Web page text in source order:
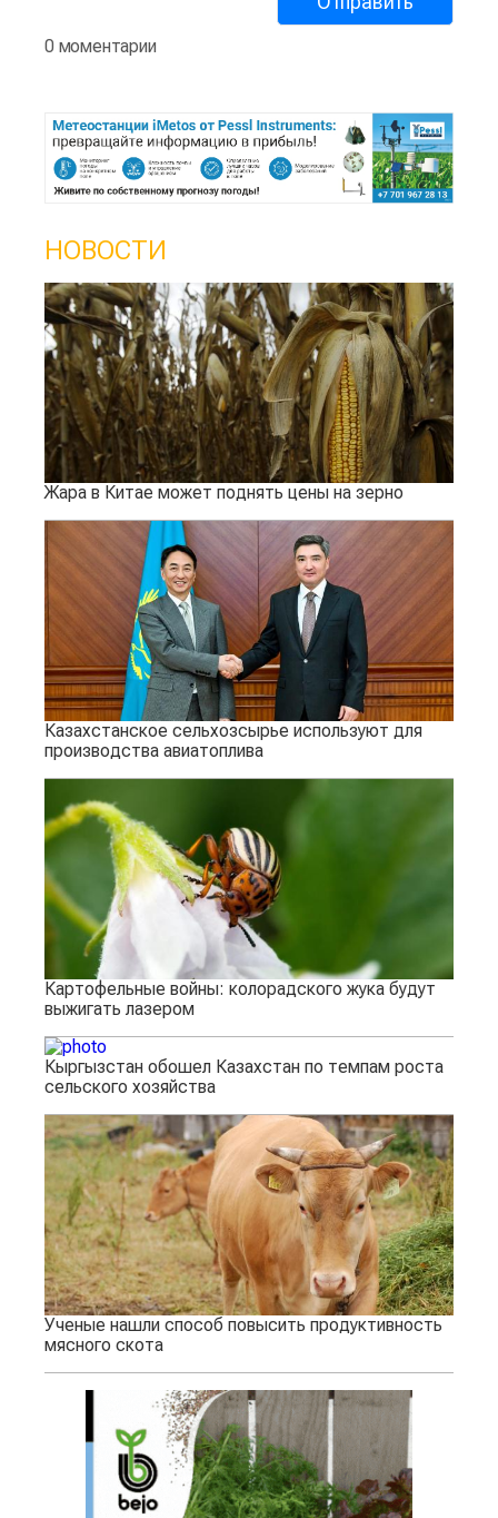
0 моментарии
НОВОСТИ
Жара в Китае может поднять цены на зерно
Казахстанское сельхозсырье используют для
производства авиатоплива
Картофельные войны: колорадского жука будут
выжигать лазером
Кыргызстан обошел Казахстан по темпам роста
сельского хозяйства
Ученые нашли способ повысить продуктивность
мясного скота